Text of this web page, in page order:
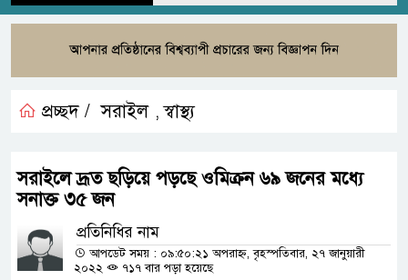
প্রচ্ছদ / সরাইল ,স্বাস্থ্য
সরাইলে দ্রূত ছড়িয়ে পড়ছে ওমিক্রন ৬৯ জনের মধ্যে
সনাক্ত ৩৫ জন
প্রতিনিধির নাম
আপডেট সময় : ০৯:৫০:২১ অপরাহ্ন, বৃহস্পতিবার, ২৭ জানুয়ারী
২০২২
৭১৭ বার পড়া হয়েছে